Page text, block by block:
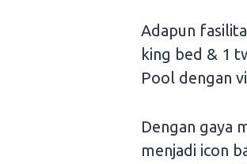
Adapun
king bed & 1
Pool dengan
Dengan gaya
menjadi icon